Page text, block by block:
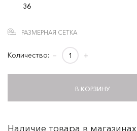
36
РАЗМЕРНАЯ СЕТКА
Количество: − +
В КОРЗИНУ
Наличие товара в магазинах